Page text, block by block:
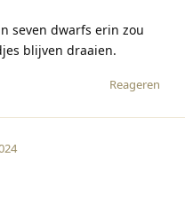
seven dwarfs erin zou
blijven draaien.
Reageren